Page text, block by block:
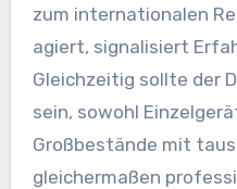
zum internationalen
agiert, signalisiert
Gleichzeitig sollte der
sein, sowohl
Großbestände mit
gleichermaßen